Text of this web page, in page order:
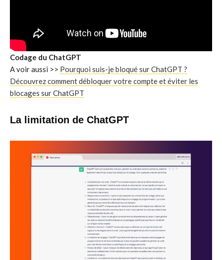
Codage du ChatGPT
A voir aussi >> Pourquoi suis-je bloqué sur ChatGPT ?
Découvrez comment débloquer votre compte et éviter les
blocages sur ChatGPT
La limitation de ChatGPT